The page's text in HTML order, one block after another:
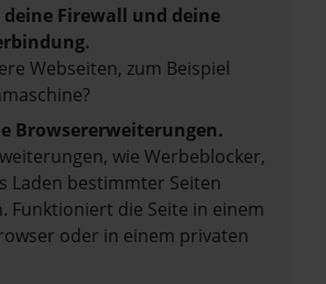
Firewall und deine
Webseiten, zum Beispiel
Browsererweiterungen.
wie Werbeblocker,
Laden bestimmter Seiten
Funktioniert die Seite in einem
oder in einem privaten